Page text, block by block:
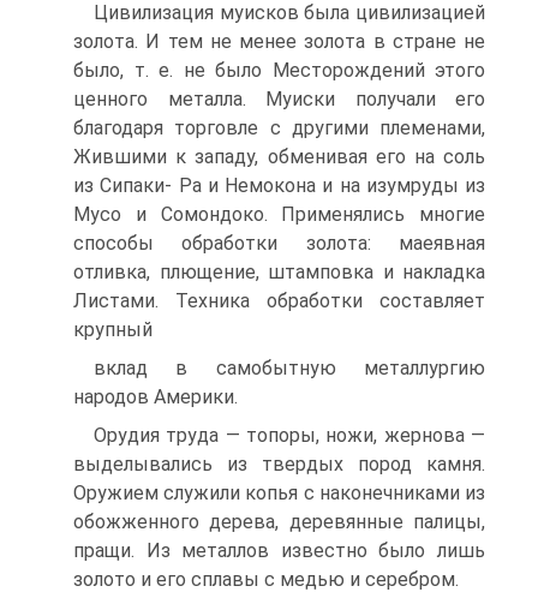
Цивилизация муисков была цивилизацией
золота. И тем не менее золота в стране не
было, т. е. не было Месторождений этого
ценного металла. Муиски полу­чали его
благодаря торговле с другими племенами,
Жившими к западу, обменивая его на соль
из Сипаки- Ра и Немокона и на изумруды из
Мусо и Сомондоко. Применялись многие
способы обработки золота: мае­явная
отливка, плющение, штамповка и накладка
Листами. Техника обработки составляет
крупный
вклад в самобытную металлургию
народов Америки.
Орудия труда — топоры, ножи, жернова —
выде­лывались из твердых пород камня.
Оружием служили копья с наконечниками из
обожженного дерева, дере­вянные палицы,
пращи. Из металлов известно было лишь
золото и его сплавы с медью и серебром.